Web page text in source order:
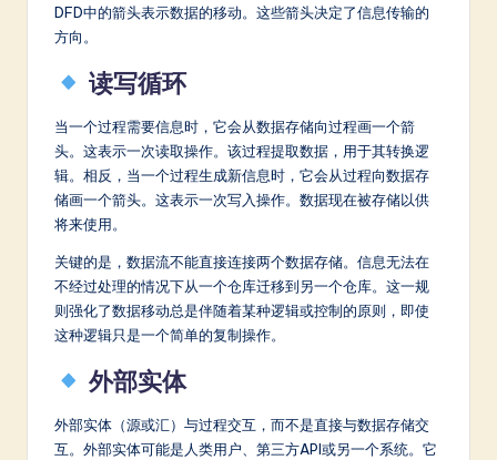
DFD中的箭头表示数据的移动。这些箭头决定了信息传输的
方向。
读写循环
当一个过程需要信息时，它会从数据存储向过程画一个箭
头。这表示一次读取操作。该过程提取数据，用于其转换逻
辑。相反，当一个过程生成新信息时，它会从过程向数据存
储画一个箭头。这表示一次写入操作。数据现在被存储以供
将来使用。
关键的是，数据流不能直接连接两个数据存储。信息无法在
不经过处理的情况下从一个仓库迁移到另一个仓库。这一规
则强化了数据移动总是伴随着某种逻辑或控制的原则，即使
这种逻辑只是一个简单的复制操作。
外部实体
外部实体（源或汇）与过程交互，而不是直接与数据存储交
互。外部实体可能是人类用户、第三方API或另一个系统。它